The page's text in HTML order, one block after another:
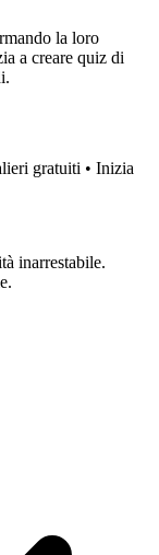
la loro
a creare quiz di
gratuiti • Inizia
inarrestabile.